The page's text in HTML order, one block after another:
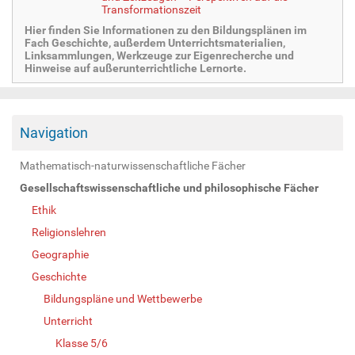
Transformationszeit
Hier finden Sie Informationen zu den Bildungsplänen im
Fach Geschichte, außerdem Unterrichtsmaterialien,
Linksammlungen, Werkzeuge zur Eigenrecherche und
Hinweise auf außerunterrichtliche Lernorte.
Navigation
Mathematisch-naturwissenschaftliche Fächer
Gesellschaftswissenschaftliche und philosophische Fächer
Ethik
Religionslehren
Geographie
Geschichte
Bildungspläne und Wettbewerbe
Unterricht
Klasse 5/6